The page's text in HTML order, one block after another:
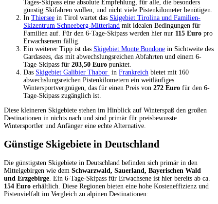
Tages-Skipass eine absolute Empfehlung, für alle, die besonders
günstig Skifahren wollen, und nicht viele Pistenkilometer benötigen.
In Thiersee in Tirol wartet das Skigebiet Tirolina und Familien-
Skizentrum Schneeberg-Mitterland mit idealen Bedingungen für
Familien auf. Für den 6-Tage-Skipass werden hier nur 115 Euro pro
Erwachsenem fällig.
Ein weiterer Tipp ist das Skigebiet Monte Bondone in Sichtweite des
Gardasees, das mit abwechslungsreichen Abfahrten und einem 6-
Tage-Skipass für 203,50 Euro punktet.
Das Skigebiet Galibier Thabor in Frankreich bietet mit 160
abwechslungsreichen Pistenkilometern ein weitläufiges
Wintersportvergnügen, das für einen Preis von 272 Euro für den 6-
Tage-Skipass zugänglich ist.
Diese kleineren Skigebiete stehen im Hinblick auf Winterspaß den großen
Destinationen in nichts nach und sind primär für preisbewusste
Wintersportler und Anfänger eine echte Alternative.
Günstige Skigebiete in Deutschland
Die günstigsten Skigebiete in Deutschland befinden sich primär in den
Mittelgebirgen wie dem Schwarzwald, Sauerland, Bayerischen Wald
und Erzgebirge . Ein 6-Tage-Skipass für Erwachsene ist hier bereits ab ca.
154 Euro erhältlich. Diese Regionen bieten eine hohe Kosteneffizienz und
Pistenvielfalt im Vergleich zu alpinen Destinationen: